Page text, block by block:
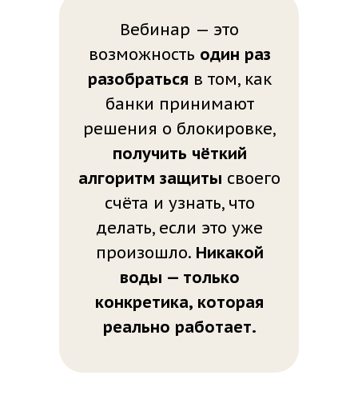
Вебинар — это
возможность один раз
разобраться в том, как
банки принимают
решения о блокировке,
получить чёткий
алгоритм защиты своего
счёта и узнать, что
делать, если это уже
произошло. Никакой
воды — только
конкретика, которая
реально работает.